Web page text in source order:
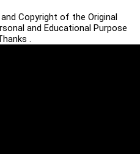
Copyright of the Original
and Educational Purpose
.